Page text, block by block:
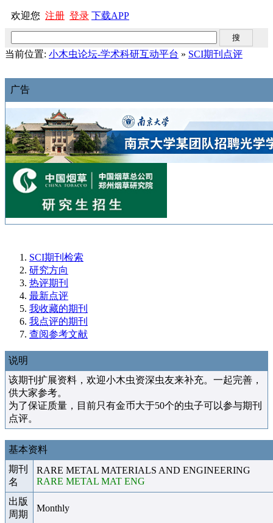
欢迎您 注册 登录 下载APP
当前位置: 小木虫论坛-学术科研互动平台 » SCI期刊点评
广告
SCI期刊检索
研究方向
热评期刊
最新点评
我收藏的期刊
我点评的期刊
查阅参考文献
说明
该期刊扩展资料，欢迎小木虫资深虫友来补充。一起完善，
供大家参考。
为了保证质量，目前只有金币大于50个的虫子可以参与期刊
点评。
基本资料
期刊
名
RARE METAL MATERIALS AND ENGINEERING
RARE METAL MAT ENG
出版
周期
Monthly